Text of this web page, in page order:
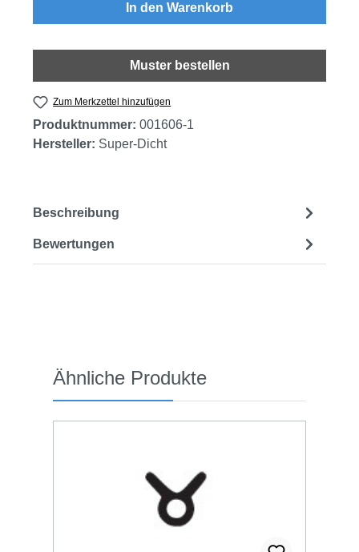
In den Warenkorb
Muster bestellen
Zum Merkzettel hinzufügen
Produktnummer: 001606-1
Hersteller: Super-Dicht
Beschreibung
Bewertungen
Produktgalerie überspringen
Ähnliche Produkte